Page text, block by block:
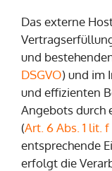
Das externe
und
DSGVO) und im
und effizienten
Angebots durch
(Art. 6 Abs. 1 lit. f
entsprechende
erfolgt die